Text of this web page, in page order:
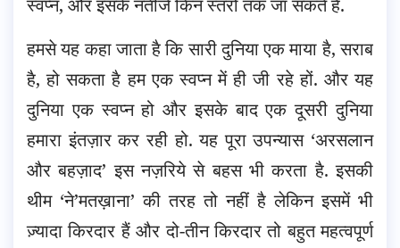
स्वप्न, और इसके नतीजे किन स्तरों तक जा सकते हैं.
हमसे यह कहा जाता है कि सारी दुनिया एक माया है, सराब
है, हो सकता है हम एक स्वप्न में ही जी रहे हों. और यह
दुनिया एक स्वप्न हो और इसके बाद एक दूसरी दुनिया
हमारा इंतज़ार कर रही हो. यह पूरा उपन्यास ‘अरसलान
और बहज़ाद’ इस नज़रिये से बहस भी करता है. इसकी
थीम ‘ने’मतख़ाना’ की तरह तो नहीं है लेकिन इसमें भी
ज़्यादा किरदार हैं और दो-तीन किरदार तो बहुत महत्वपूर्ण